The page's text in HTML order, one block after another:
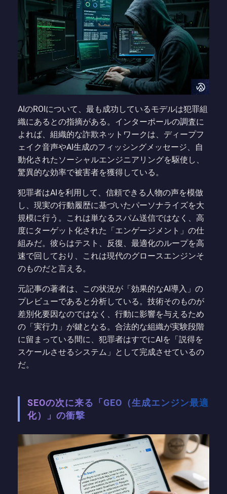
AIのROIについて、最も成功しているモデルは犯罪組
織にあるとの指摘がある。インターポールの調査に
よれば、組織的な詐欺ネットワークは、ディープフ
ェイク音声やAI生成のフィッシングメッセージ、自
動化されたソーシャルエンジニアリングを駆使し、
驚異的な効率で被害者を獲得している。
犯罪者はAIを利用して、信頼できる人物の声を模倣
し、現実の行動履歴に基づいたパーソナライズを大
規模に行う。これは単なるスパム送信ではなく、高
度にターゲット化された「エンゲージメント」の仕
組みだ。彼らはテスト、反復、最適化のループを高
速で回しており、これは現代のグロースエンジンそ
のものだと言える。
元記事の著者は、この状況が「効果的なAI導入」の
プレビューであると分析している。技術そのものが
差別化要因なのではなく、行動に影響を与えるため
の「実行力」が鍵となる。合法的な組織が実験段階
に留まっている間に、犯罪者はすでにAIを「説得を
スケールさせるシステム」として完成させているの
だ。
SEOの次に来る「GEO（生成エンジン最適
化）」の衝撃